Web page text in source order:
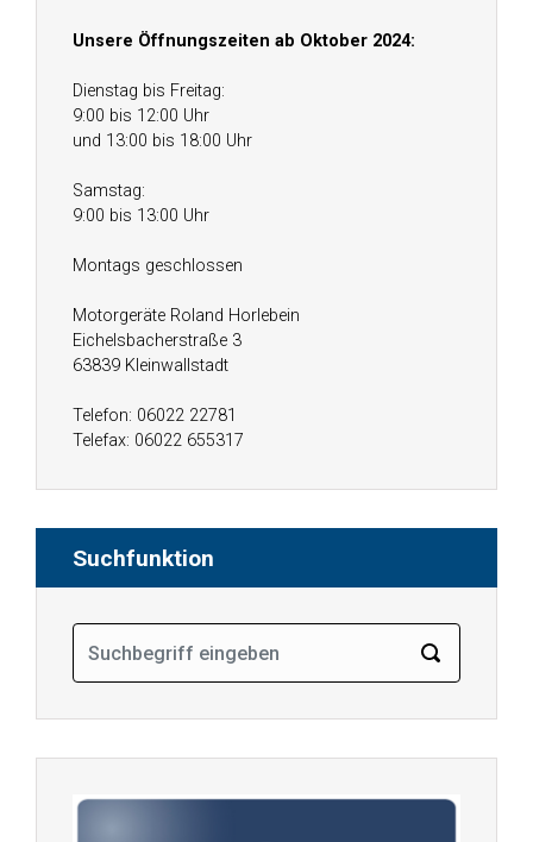
Unsere Öffnungszeiten ab Oktober 2024:
Dienstag bis Freitag:
9:00 bis 12:00 Uhr
und 13:00 bis 18:00 Uhr
Samstag:
9:00 bis 13:00 Uhr
Montags geschlossen
Motorgeräte Roland Horlebein
Eichelsbacherstraße 3
63839 Kleinwallstadt
Telefon: 06022 22781
Telefax: 06022 655317
Suchfunktion